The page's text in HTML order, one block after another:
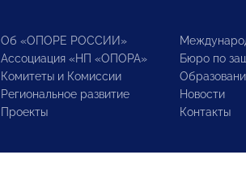
Об «ОПОРЕ РОССИИ»
Ассоциация «НП «ОПОРА»
Комитеты и Комиссии
Региональное развитие
Проекты
Бюро по
Новости
Контакты